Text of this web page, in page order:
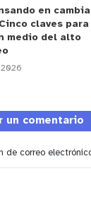
en
claves para
medio del alto
2026
un comentario
de correo